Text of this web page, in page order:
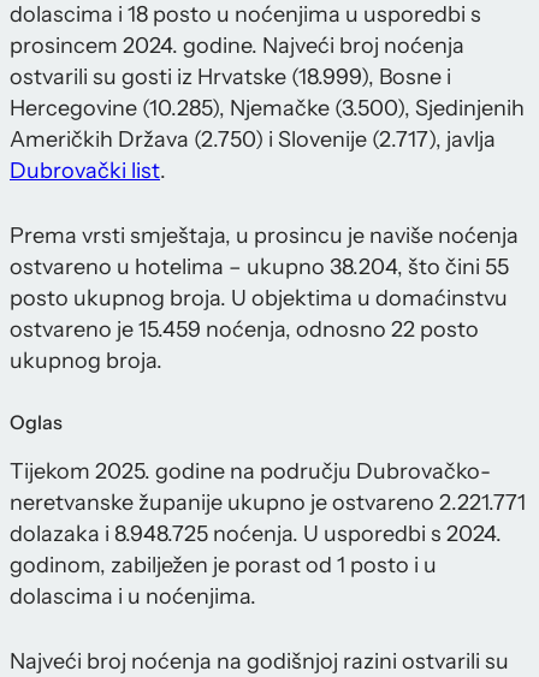
dolascima i 18 posto u noćenjima u usporedbi s
prosincem 2024. godine. Najveći broj noćenja
ostvarili su gosti iz Hrvatske (18.999), Bosne i
Hercegovine (10.285), Njemačke (3.500), Sjedinjenih
Američkih Država (2.750) i Slovenije (2.717), javlja
Dubrovački list.
Prema vrsti smještaja, u prosincu je naviše noćenja
ostvareno u hotelima – ukupno 38.204, što čini 55
posto ukupnog broja. U objektima u domaćinstvu
ostvareno je 15.459 noćenja, odnosno 22 posto
ukupnog broja.
Oglas
Tijekom 2025. godine na području Dubrovačko-
neretvanske županije ukupno je ostvareno 2.221.771
dolazaka i 8.948.725 noćenja. U usporedbi s 2024.
godinom, zabilježen je porast od 1 posto i u
dolascima i u noćenjima.
Najveći broj noćenja na godišnjoj razini ostvarili su